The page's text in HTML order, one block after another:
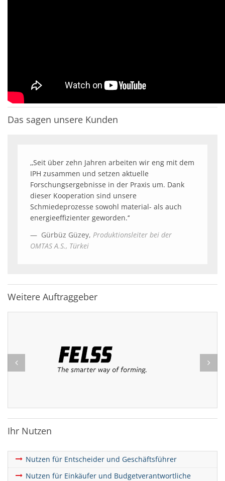
Das sagen unsere Kunden
‚‚Seit über zehn Jahren arbeiten wir eng mit dem
IPH zusammen und setzen aktuelle
Forschungsergebnisse in der Praxis um. Dank
dieser Kooperation sind unsere
Schmiedeprozesse sowohl material- als auch
energieeffizienter geworden.‘‘
Gürbüz Güzey, Produktionsleiter bei der
OMTAS A.S., Türkei
Weitere Auftraggeber
Ihr Nutzen
Nutzen für Entscheider und Geschäftsführer
Nutzen für Einkäufer und Budgetverantwortliche